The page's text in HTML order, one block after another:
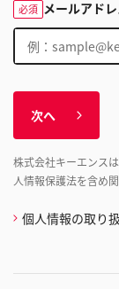
必須 メールアドレ
次へ
株式会社キーエンス
人情報保護法を含め
個人情報の取り